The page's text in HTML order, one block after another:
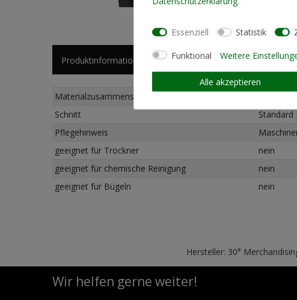
Produktinformationen Künstlerinformationen
Materialzusammensetzung
Schnitt
Pflegehinweis
geeignet für Trockner
nein
geeignet für chemische Reinigung
nein
geeignet für Bügeln
nein
Hersteller: 30°
Wir helfen gerne weiter!
Essenziell Statistik
Funktional Weitere
Alle akzeptieren